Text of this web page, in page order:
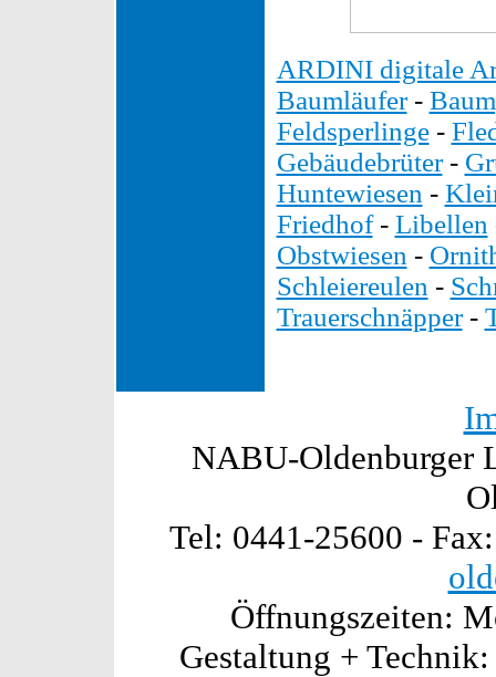
ARDINI digitale
Baumläufer-
Feldsperlinge-
Gebäudebrüter-
Huntewiesen -
Friedhof- Libellen
Obstwiesen -
Schleiereulen -
Trauerschnäpper-
NABU-Oldenburger
Tel: 0441-25600 -
Öffnungszeiten:
Gestaltung +